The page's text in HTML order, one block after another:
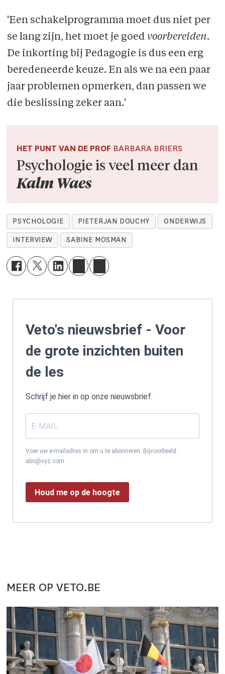
'Een schakelprogramma moet dus niet per
se lang zijn, het moet je goed voorbereiden.
De in­korting bij Pedagogie is dus een erg
beredeneerde keuze. En als we na een paar
jaar problemen opmerken, dan passen we
die beslissing zeker aan.'
HET PUNT VAN DE PROF BARBARA BRIERS
Psychologie is veel meer dan
Kalm Waes
PSYCHOLOGIE PIETERJAN DOUCHY ONDERWIJS
INTERVIEW SABINE MOSMAN
Veto's nieuwsbrief - Voor
de grote inzichten buiten
de les
Schrijf je hier in op onze nieuwsbrief.
Voer uw e-mailadres in om u te abonneren. Bijvoorbeeld:
abc@xyz.com.
Houd me op de hoogte
MEER OP VETO.BE